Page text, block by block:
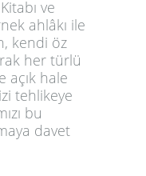
ve
ahlâkı ile
kendi öz
her türlü
açık hale
tehlikeye
bu
davet